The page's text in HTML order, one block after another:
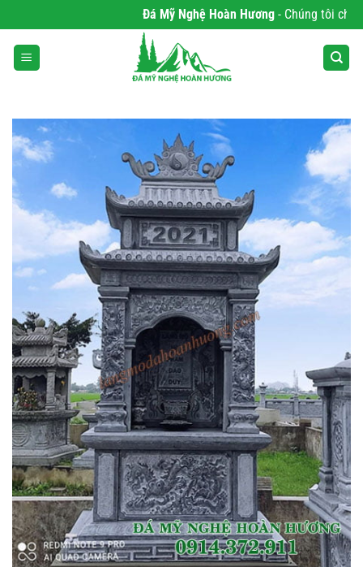
qua
nội
dung
Đá Mỹ Nghệ Hoàn Hương- Chúng tôi chuyên